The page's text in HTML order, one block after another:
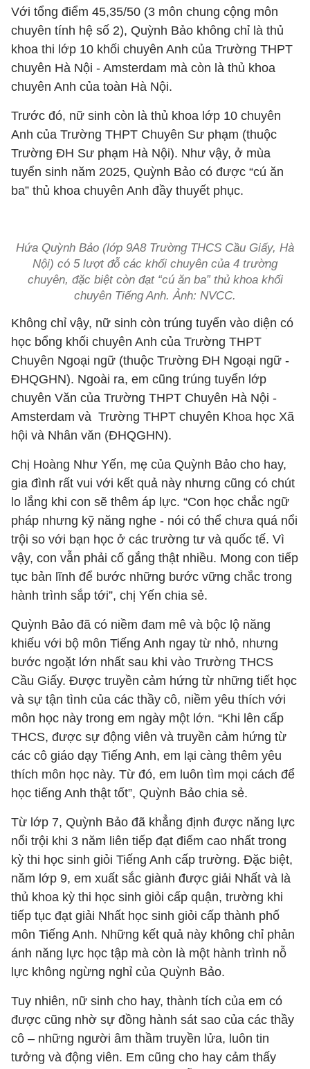
Với tổng điểm 45,35/50 (3 môn chung cộng môn
chuyên tính hệ số 2), Quỳnh Bảo không chỉ là thủ
khoa thi lớp 10 khối chuyên Anh của Trường THPT
chuyên Hà Nội - Amsterdam mà còn là thủ khoa
chuyên Anh của toàn Hà Nội.
Trước đó, nữ sinh còn là thủ khoa lớp 10 chuyên
Anh của Trường THPT Chuyên Sư phạm (thuộc
Trường ĐH Sư phạm Hà Nội). Như vậy, ở mùa
tuyển sinh năm 2025, Quỳnh Bảo có được “cú ăn
ba” thủ khoa chuyên Anh đầy thuyết phục.
Hứa Quỳnh Bảo (lớp 9A8 Trường THCS Cầu Giấy, Hà
Nội) có 5 lượt đỗ các khối chuyên của 4 trường
chuyên, đặc biệt còn đạt “cú ăn ba” thủ khoa khối
chuyên Tiếng Anh. Ảnh: NVCC.
Không chỉ vậy, nữ sinh còn trúng tuyển vào diện có
học bổng khối chuyên Anh của Trường THPT
Chuyên Ngoại ngữ (thuộc Trường ĐH Ngoại ngữ -
ĐHQGHN). Ngoài ra, em cũng trúng tuyển lớp
chuyên Văn của Trường THPT Chuyên Hà Nội -
Amsterdam và Trường THPT chuyên Khoa học Xã
hội và Nhân văn (ĐHQGHN).
Chị Hoàng Như Yến, mẹ của Quỳnh Bảo cho hay,
gia đình rất vui với kết quả này nhưng cũng có chút
lo lắng khi con sẽ thêm áp lực. “Con học chắc ngữ
pháp nhưng kỹ năng nghe - nói có thể chưa quá nổi
trội so với bạn học ở các trường tư và quốc tế. Vì
vậy, con vẫn phải cố gắng thật nhiều. Mong con tiếp
tục bản lĩnh để bước những bước vững chắc trong
hành trình sắp tới”, chị Yến chia sẻ.
Quỳnh Bảo đã có niềm đam mê và bộc lộ năng
khiếu với bộ môn Tiếng Anh ngay từ nhỏ, nhưng
bước ngoặt lớn nhất sau khi vào Trường THCS
Cầu Giấy. Được truyền cảm hứng từ những tiết học
và sự tận tình của các thầy cô, niềm yêu thích với
môn học này trong em ngày một lớn. “Khi lên cấp
THCS, được sự động viên và truyền cảm hứng từ
các cô giáo dạy Tiếng Anh, em lại càng thêm yêu
thích môn học này. Từ đó, em luôn tìm mọi cách để
học tiếng Anh thật tốt”, Quỳnh Bảo chia sẻ.
Từ lớp 7, Quỳnh Bảo đã khẳng định được năng lực
nổi trội khi 3 năm liên tiếp đạt điểm cao nhất trong
kỳ thi học sinh giỏi Tiếng Anh cấp trường. Đặc biệt,
năm lớp 9, em xuất sắc giành được giải Nhất và là
thủ khoa kỳ thi học sinh giỏi cấp quận, trường khi
tiếp tục đạt giải Nhất học sinh giỏi cấp thành phố
môn Tiếng Anh. Những kết quả này không chỉ phản
ánh năng lực học tập mà còn là một hành trình nỗ
lực không ngừng nghỉ của Quỳnh Bảo.
Tuy nhiên, nữ sinh cho hay, thành tích của em có
được cũng nhờ sự đồng hành sát sao của các thầy
cô – những người âm thầm truyền lửa, luôn tin
tưởng và động viên. Em cũng cho hay cảm thấy